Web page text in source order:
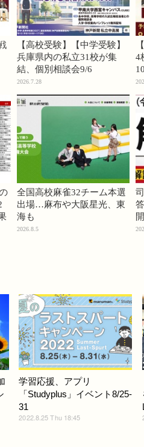
【高校受験】【中学受験】
兵庫県内の私立31校が集
結、個別相談会9/6
2026.7.28
4
全国高校麻雀32チーム本選
出場…麻布や大阪星光、東
海も
2026.8.5
学習応援、アプリ
「Studyplus」イベント8/25-
31
2022.8.25 Thu 18:45